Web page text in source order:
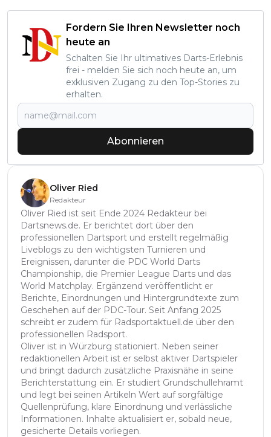
Fordern Sie Ihren Newsletter noch
heute an
Schalten Sie Ihr ultimatives Darts-Erlebnis
frei - melden Sie sich noch heute an, um
exklusiven Zugang zu den Top-Stories zu
erhalten.
Abonnieren
Oliver Ried
Redakteur
Oliver Ried ist seit Ende 2024 Redakteur bei
Dartsnews.de. Er berichtet dort über den
professionellen Dartsport und erstellt regelmäßig
Liveblogs zu den wichtigsten Turnieren und
Ereignissen, darunter die PDC World Darts
Championship, die Premier League Darts und das
World Matchplay. Ergänzend veröffentlicht er
Berichte, Einordnungen und Hintergrundtexte zum
Geschehen auf der PDC-Tour. Seit Anfang 2025
schreibt er zudem für Radsportaktuell.de über den
professionellen Radsport.
Oliver ist in Würzburg stationiert. Neben seiner
redaktionellen Arbeit ist er selbst aktiver Dartspieler
und bringt dadurch zusätzliche Praxisnähe in seine
Berichterstattung ein. Er studiert Grundschullehramt
und legt bei seinen Artikeln Wert auf sorgfältige
Quellenprüfung, klare Einordnung und verlässliche
Informationen. Inhalte aktualisiert er, sobald neue,
gesicherte Details vorliegen.